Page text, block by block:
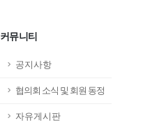
커뮤니티
공지사항
협의회 소식 및 회원 동정
자유게시판